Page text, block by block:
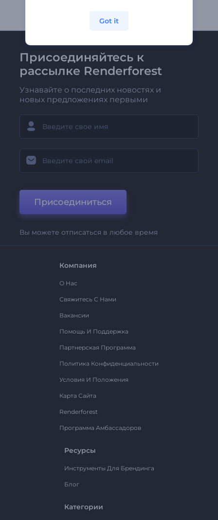
Присоединяйтесь к
рассылке Renderforest
Узнавайте о последних новостях и
новых предложениях первыми
Присоединиться
Вы можете отписаться в любое время
Компания
О Нас
Свяжитесь С Нами
Вакансии
Помощь И Поддержка
Партнерская Программа
Политика Конфиденциальности
Условия И Положения
Карта Сайта
Renderforest
Программа Амбассадоров
Ресурсы
Инструменты Для Брендинга
Блог
Категории
Got it